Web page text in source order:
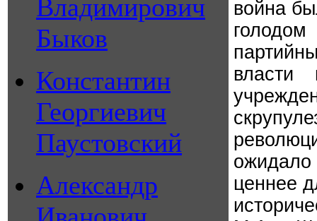
Владимирович
Быков
Константин
Георгиевич
Паустовский
Александр
война
власти
ценнее